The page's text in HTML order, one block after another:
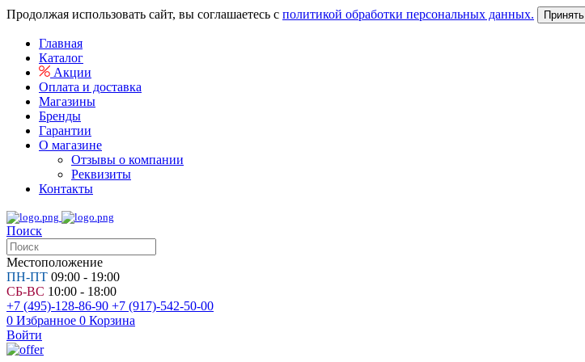
Продолжая использовать сайт, вы соглашаетесь с политикой обработки персональных данных. Принять
Главная
Каталог
Акции
Оплата и доставка
Магазины
Бренды
Гарантии
О магазине
Отзывы о компании
Реквизиты
Контакты
Поиск
Местоположение
ПН-ПТ 09:00 - 19:00
СБ-ВС 10:00 - 18:00
+7 (495)-128-86-90 +7 (917)-542-50-00
0 Избранное 0 Корзина
Войти